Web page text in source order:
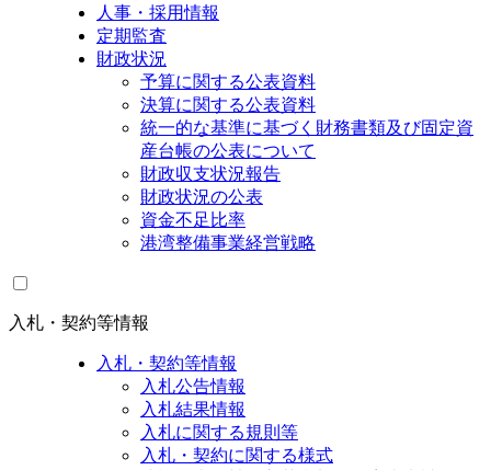
人事・採用情報
定期監査
財政状況
予算に関する公表資料
決算に関する公表資料
統一的な基準に基づく財務書類及び固定資
産台帳の公表について
財政収支状況報告
財政状況の公表
資金不足比率
港湾整備事業経営戦略
入札・契約等情報
入札・契約等情報
入札公告情報
入札結果情報
入札に関する規則等
入札・契約に関する様式